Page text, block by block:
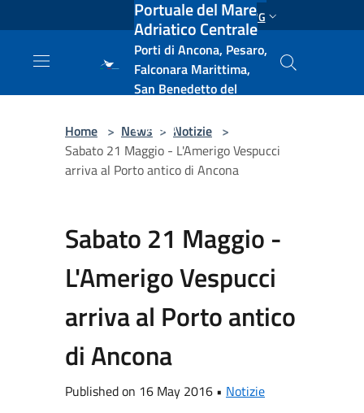
Salta al contenuto principale ENG
Portuale del Mare
Adriatico Centrale
Porti di Ancona, Pesaro,
Falconara Marittima,
San Benedetto del
e Vasto
Home > News > Notizie >
Sabato 21 Maggio - L'Amerigo Vespucci
arriva al Porto antico di Ancona
Sabato 21 Maggio -
L'Amerigo Vespucci
arriva al Porto antico
di Ancona
Published on 16 May 2016 • Notizie